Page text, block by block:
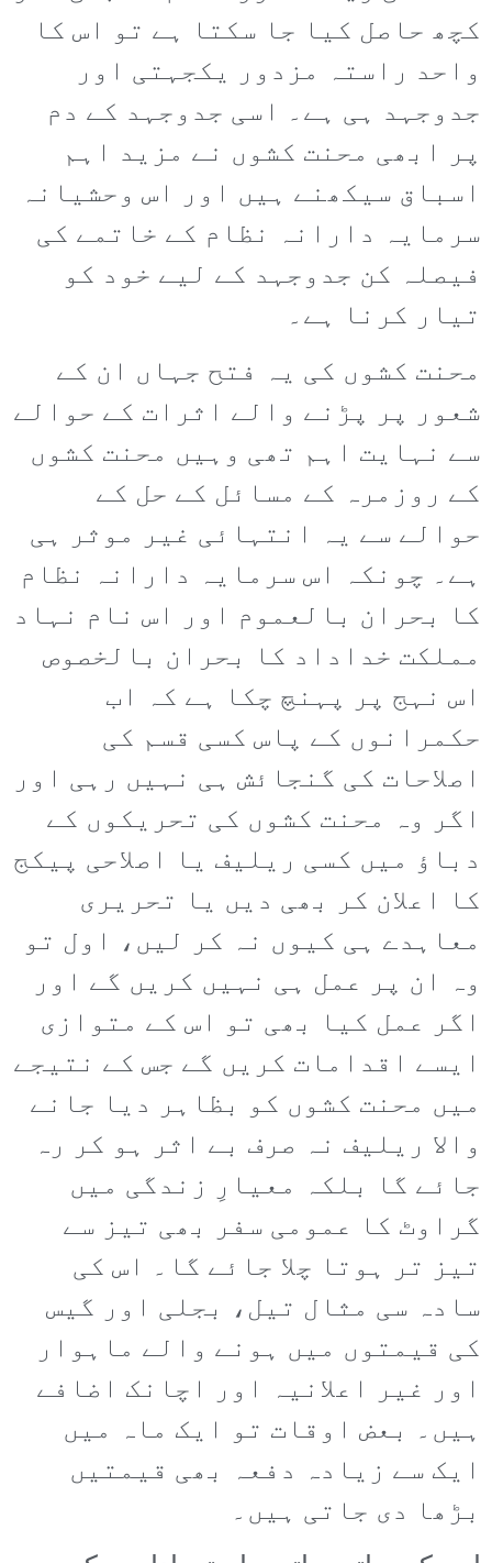
کچھ حاصل کیا جا سکتا ہے تو اس کا
واحد راستہ مزدور یکجہتی اور
جدوجہد ہی ہے۔ اسی جدوجہد کے دم
پر ابھی محنت کشوں نے مزید اہم
اسباق سیکھنے ہیں اور اس وحشیانہ
سرمایہ دارانہ نظام کے خاتمے کی
فیصلہ کن جدوجہد کے لیے خود کو
تیار کرنا ہے۔
محنت کشوں کی یہ فتح جہاں ان کے
شعور پر پڑنے والے اثرات کے حوالے
سے نہایت اہم تھی وہیں محنت کشوں
کے روزمرہ کے مسائل کے حل کے
حوالے سے یہ انتہائی غیر موثر ہی
ہے۔ چونکہ اس سرمایہ دارانہ نظام
کا بحران بالعموم اور اس نام نہاد
مملکت خداداد کا بحران بالخصوص
اس نہج پر پہنچ چکا ہے کہ اب
حکمرانوں کے پاس کسی قسم کی
اصلاحات کی گنجائش ہی نہیں رہی اور
اگر وہ محنت کشوں کی تحریکوں کے
دباؤ میں کسی ریلیف یا اصلاحی پیکج
کا اعلان کر بھی دیں یا تحریری
معاہدے ہی کیوں نہ کر لیں، اول تو
وہ ان پر عمل ہی نہیں کریں گے اور
اگر عمل کیا بھی تو اس کے متوازی
ایسے اقدامات کریں گے جس کے نتیجے
میں محنت کشوں کو بظاہر دیا جانے
والا ریلیف نہ صرف بے اثر ہو کر رہ
جائے گا بلکہ معیارِ زندگی میں
گراوٹ کا عمومی سفر بھی تیز سے
تیز تر ہوتا چلا جائے گا۔ اس کی
سادہ سی مثال تیل، بجلی اور گیس
کی قیمتوں میں ہونے والے ماہوار
اور غیر اعلانیہ اور اچانک اضافے
ہیں۔ بعض اوقات تو ایک ماہ میں
ایک سے زیادہ دفعہ بھی قیمتیں
بڑھا دی جاتی ہیں۔